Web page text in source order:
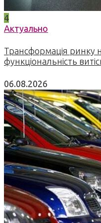
4
Актуально
Трансформація ринку
функціональність
06.08.2026